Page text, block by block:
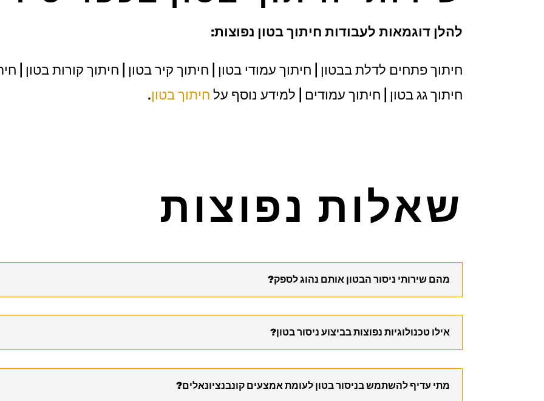
להלן דוגמאות לעבודות חיתוך בטון נפוצות:
חיתוך פתחים לדלת בבטון | חיתוך עמודי בטון | חיתוך קיר בטון | חיתוך קורות בטון |
חיתוך גג בטון | חיתוך עמודים | למידע נוסף על חיתוך בטון.
שאלות נפוצות
מהם שירותי ניסור הבטון אותם נהוג לספק?
אילו טכנולוגיות נפוצות בביצוע ניסור בטון?
מתי עדיף להשתמש בניסור בטון לעומת אמצעים קונבנציונאלים?